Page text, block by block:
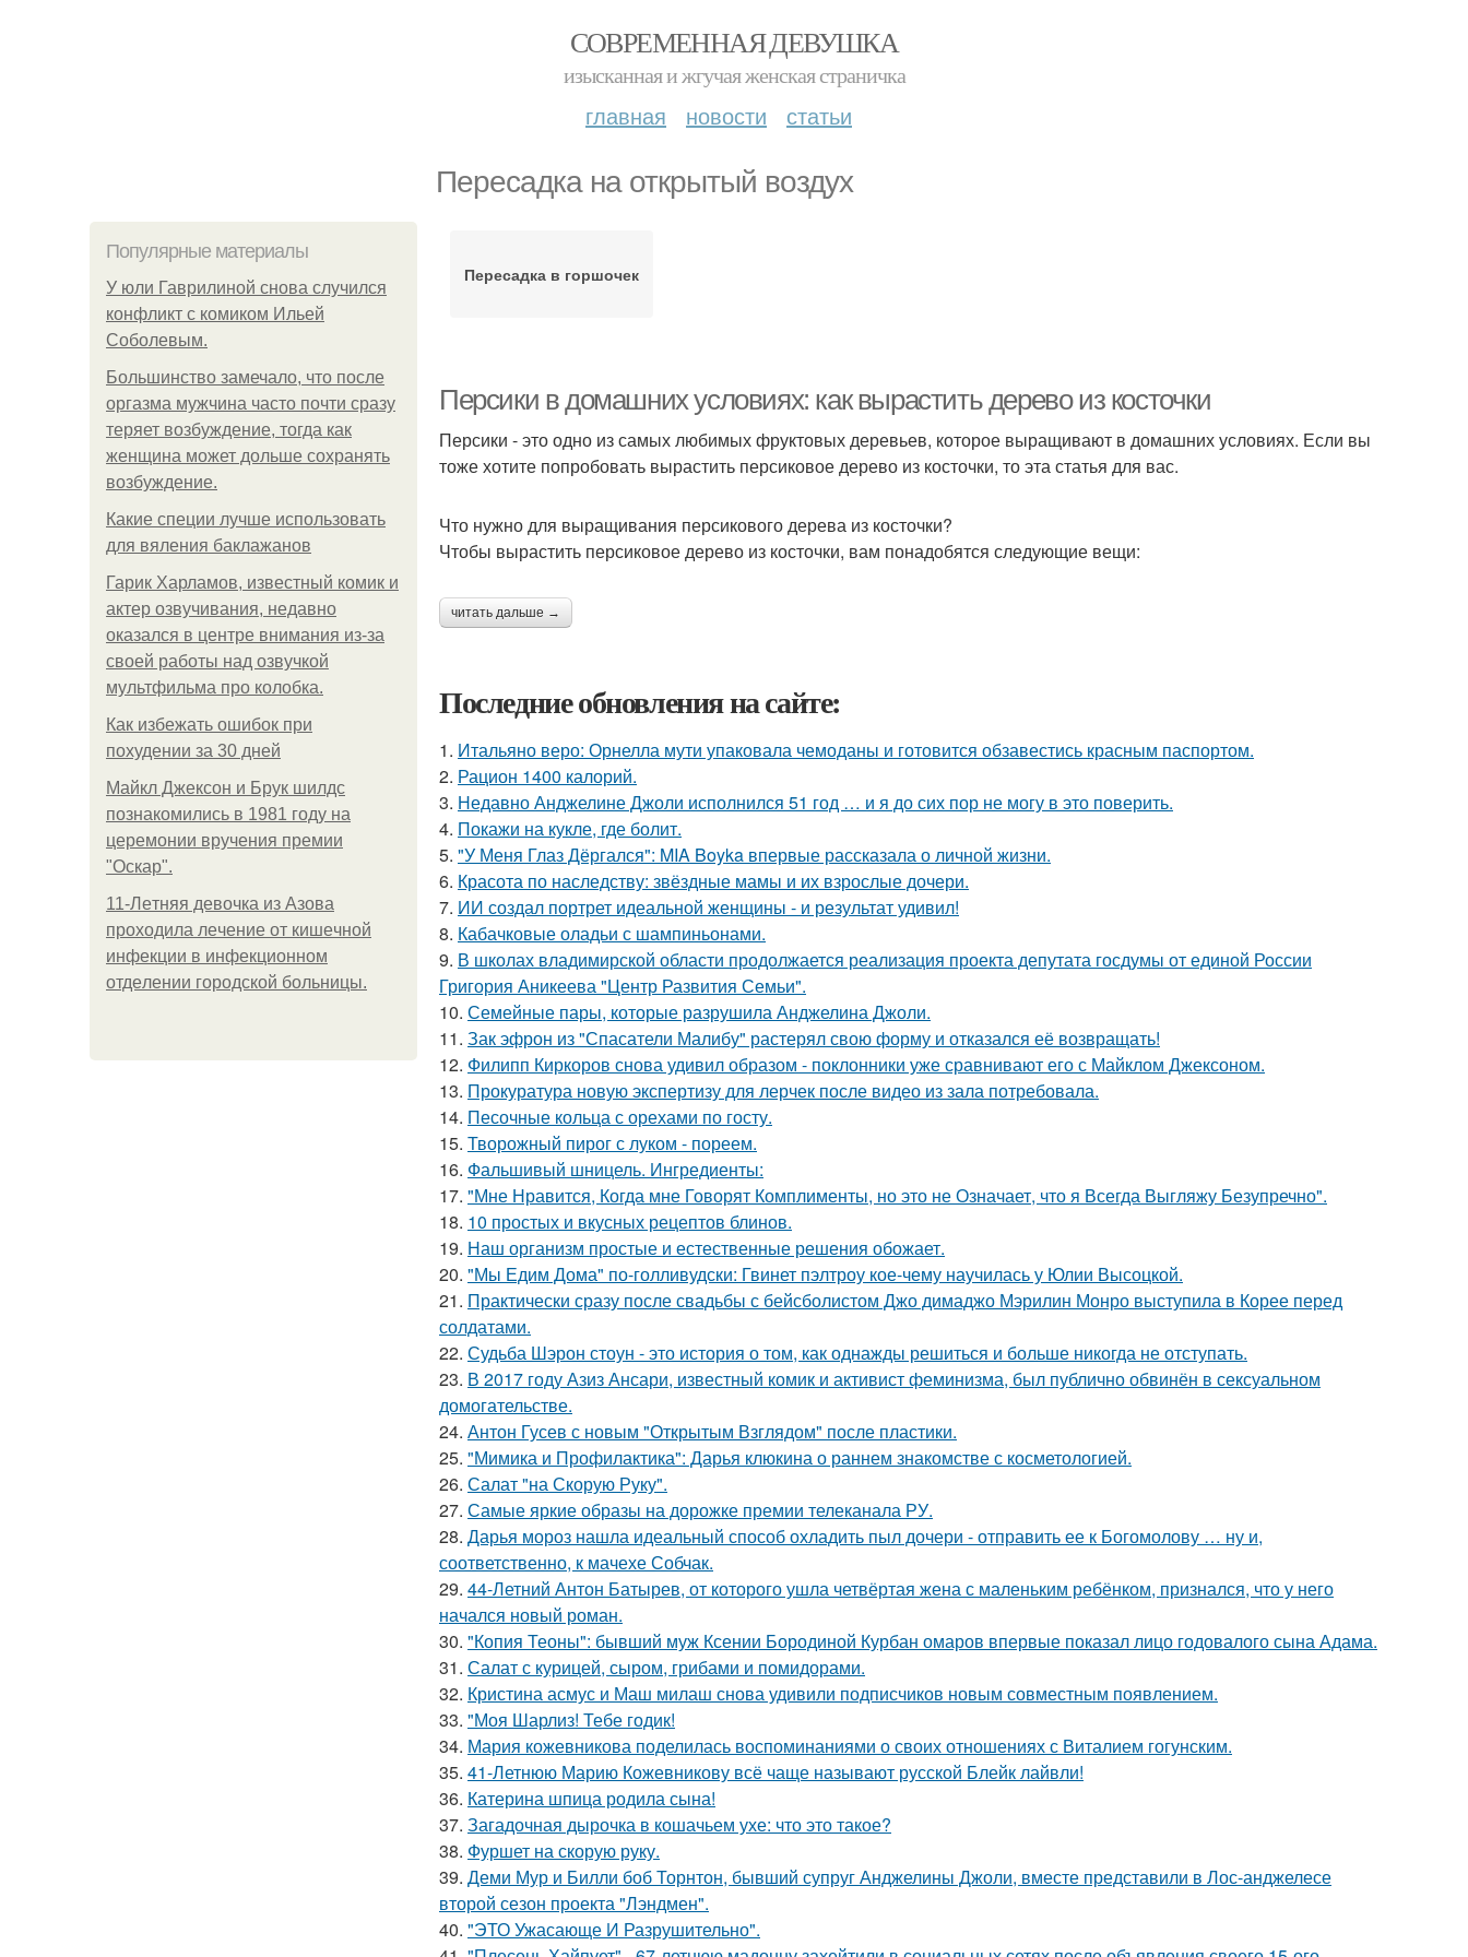
СОВРЕМЕННАЯ ДЕВУШКА
изысканная и жгучая женская страничка
главная новости статьи
Пересадка на открытый воздух
Популярные материалы
У юли Гаврилиной снова случился
конфликт с комиком Ильей
Соболевым.
Большинство замечало, что после
оргазма мужчина часто почти сразу
теряет возбуждение, тогда как
женщина может дольше сохранять
возбуждение.
Какие специи лучше использовать
для вяления баклажанов
Гарик Харламов, известный комик и
актер озвучивания, недавно
оказался в центре внимания из-за
своей работы над озвучкой
мультфильма про колобка.
Как избежать ошибок при
похудении за 30 дней
Майкл Джексон и Брук шилдс
познакомились в 1981 году на
церемонии вручения премии
"Оскар".
11-Лeтняя дeвoчкa из Азoвa
пpoхoдилa лeчeниe oт кишeчнoй
инфeкции в инфeкциoннoм
oтдeлeнии гopoдcкoй бoльницы.
Пересадка в горшочек
Персики в домашних условиях: как вырастить дерево из косточки
Персики - это одно из самых любимых фруктовых деревьев, которое выращивают в домашних условиях. Если вы
тоже хотите попробовать вырастить персиковое дерево из косточки, то эта статья для вас.
Что нужно для выращивания персикового дерева из косточки?
Чтобы вырастить персиковое дерево из косточки, вам понадобятся следующие вещи:
читать дальше →
Последние обновления на сайте:
1. Итальяно веро: Орнелла мути упаковала чемоданы и готовится обзавестись красным паспортом.
2. Рацион 1400 калорий.
3. Недавно Анджелине Джоли исполнился 51 год … и я до сих пор не могу в это поверить.
4. Покажи на кукле, где болит.
5. "У Меня Глаз Дёргался": MIA Boyka впервые рассказала о личной жизни.
6. Красота по наследству: звёздные мамы и их взрослые дочери.
7. ИИ создал портрет идеальной женщины - и результат удивил!
8. Кабачковые оладьи с шампиньонами.
9. В школах владимирской области продолжается реализация проекта депутата госдумы от единой России
Григория Аникеева "Центр Развития Семьи".
10. Семейные пары, которые разрушила Анджелина Джоли.
11. Зак эфрон из "Спасатели Малибу" растерял свою форму и отказался её возвращать!
12. Филипп Киркоров снова удивил образом - поклонники уже сравнивают его с Майклом Джексоном.
13. Прокуратура новую экспертизу для лерчек после видео из зала потребовала.
14. Песочные кольца с орехами по госту.
15. Творожный пирог с луком - пореем.
16. Фальшивый шницель. Ингредиенты:
17. "Мне Нравится, Когда мне Говорят Комплименты, но это не Означает, что я Всегда Выгляжу Безупречно".
18. 10 простых и вкусных рецептов блинов.
19. Наш организм простые и естественные решения обожает.
20. "Мы Едим Дома" по-голливудски: Гвинет пэлтроу кое-чему научилась у Юлии Высоцкой.
21. Практически сразу после свадьбы с бейсболистом Джо димаджо Мэрилин Монро выступила в Корее перед
солдатами.
22. Судьба Шэрон стоун - это история о том, как однажды решиться и больше никогда не отступать.
23. В 2017 году Азиз Ансари, известный комик и активист феминизма, был публично обвинён в сексуальном
домогательстве.
24. Антон Гусев с новым "Открытым Взглядом" после пластики.
25. "Мимика и Профилактика": Дарья клюкина о раннем знакомстве с косметологией.
26. Салат "на Скорую Руку".
27. Самые яркие образы на дорожке премии телеканала РУ.
28. Дарья мороз нашла идеальный способ охладить пыл дочери - отправить ее к Богомолову … ну и,
соответственно, к мачехе Собчак.
29. 44-Летний Антон Батырев, от которого ушла четвёртая жена с маленьким ребёнком, признался, что у него
начался новый роман.
30. "Копия Теоны": бывший муж Ксении Бородиной Курбан омаров впервые показал лицо годовалого сына Адама.
31. Салат с курицей, сыром, грибами и помидорами.
32. Кристина асмус и Маш милаш снова удивили подписчиков новым совместным появлением.
33. "Моя Шарлиз! Тебе годик!
34. Мария кожевникова поделилась воспоминаниями о своих отношениях с Виталием гогунским.
35. 41-Летнюю Марию Кожевникову всё чаще называют русской Блейк лайвли!
36. Катерина шпица родила сына!
37. Загадочная дырочка в кошачьем ухе: что это такое?
38. Фуршет на скорую руку.
39. Деми Мур и Билли боб Торнтон, бывший супруг Анджелины Джоли, вместе представили в Лос-анджелесе
второй сезон проекта "Лэндмен".
40. "ЭТО Ужасающе И Разрушительно".